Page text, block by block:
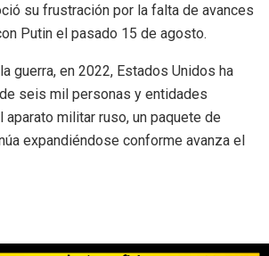
su frustración por la falta de avances
Putin el pasado 15 de agosto.
guerra, en 2022, Estados Unidos ha
seis mil personas y entidades
aparato militar ruso, un paquete de
expandiéndose conforme avanza el